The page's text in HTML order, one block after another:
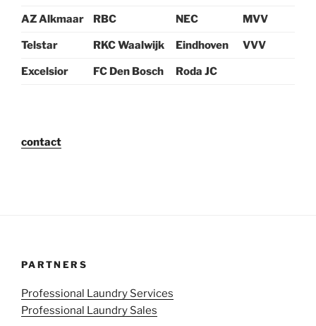
AZ Alkmaar RBC NEC MVV
Telstar RKC Waalwijk Eindhoven VVV
Excelsior FC Den Bosch Roda JC
contact
PARTNERS
Professional Laundry Services
Professional Laundry Sales